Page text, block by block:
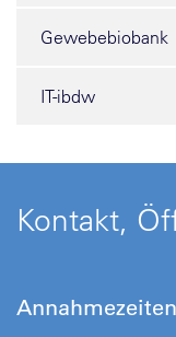
Gewebebiobank
IT-ibdw
Kontakt,